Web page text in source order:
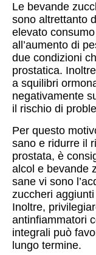
Le bevande
sono altrettanto
elevato
all’aumento di
due condizioni
prostatica.
a squilibri
negativamente
il rischio di
Per questo
sano e ridurre il
prostata, è
alcol e bevande
sane vi sono
zuccheri
Inoltre,
antinfiammatori
integrali può
lungo termine.